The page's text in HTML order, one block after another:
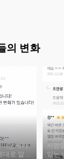
의 변화
나운서가
사람
있는